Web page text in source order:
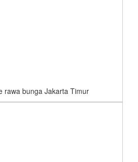
rawa bunga Jakarta Timur